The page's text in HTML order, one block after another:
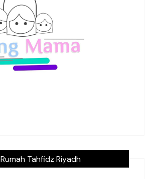
Rumah Tahfidz Riyadh